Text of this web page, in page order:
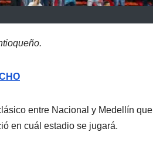
entre Nacional y Medellín que
en cuál estadio se jugará.